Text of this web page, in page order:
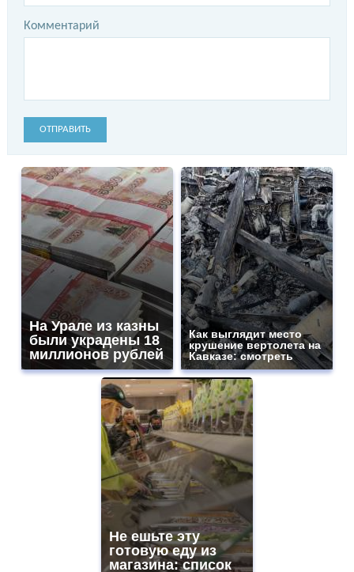
Комментарий
ОТПРАВИТЬ
На Урале из казны
были украдены 18
миллионов рублей
Как выглядит место
крушение вертолета на
Кавказе: смотреть
Не ешьте эту
готовую еду из
магазина: список